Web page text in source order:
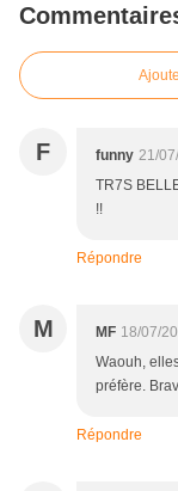
F funny 21/
TR7S
!!
Répondre
M MF 18/07/
Waouh,
préfère.
Répondre